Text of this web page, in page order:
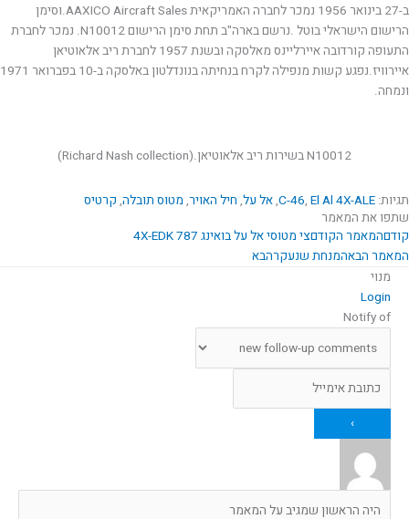
ב-27 בינואר 1956 נמכר לחברה האמריקאית AAXICO Aircraft Sales.וסימן
הרישום הישראלי בוטל .נרשם בארה"ב תחת סימן הרישום N10012. נמכר לחברת
התעופה קורדובה איירליינס מאלסקה ובשנת 1957 לחברת ריב אלאוטיאן
איירוויז.נפגע קשות מנפילה לקרח בנחיתה בנונדלטון באלסקה ב-10 בפברואר 1971
ונמחה.
N10012 בשירות ריב אלאוטיאן.(Richard Nash collection)
תגיות: C-46, El Al 4X-ALE
,אל על, חיל האויר, מטוס תובלה, קרטיס
שתפו את המאמר
קודםהמאמר הקודםצי מטוסי אל על בואינג 4X-EDK 787
המאמר הבאהמנחת שנעקרהבא
מנוי
Login
Notify of